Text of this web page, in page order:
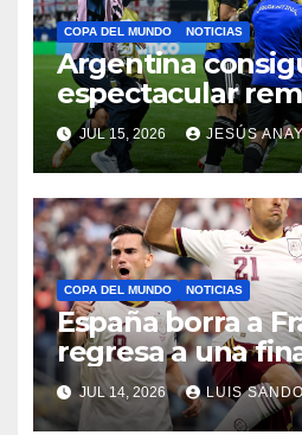
COPA DEL MUNDO NOTICIAS
Argentina
espectacular
eliminar a
JUL 15, 2026 JESÚS
COPA DEL MUNDO NOTICIAS
España borra a
regresa a una
del Mundo
JUL 14, 2026 LUIS